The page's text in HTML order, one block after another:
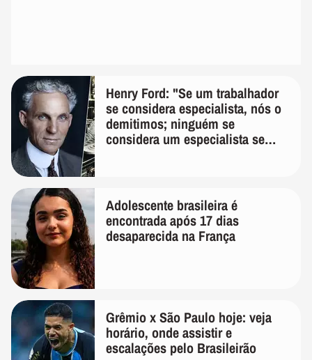
Henry Ford: "Se um trabalhador
se considera especialista, nós o
demitimos; ninguém se
considera um especialista se
Adolescente brasileira é
encontrada após 17 dias
desaparecida na França
Grêmio x São Paulo hoje: veja
horário, onde assistir e
escalações pelo Brasileirão